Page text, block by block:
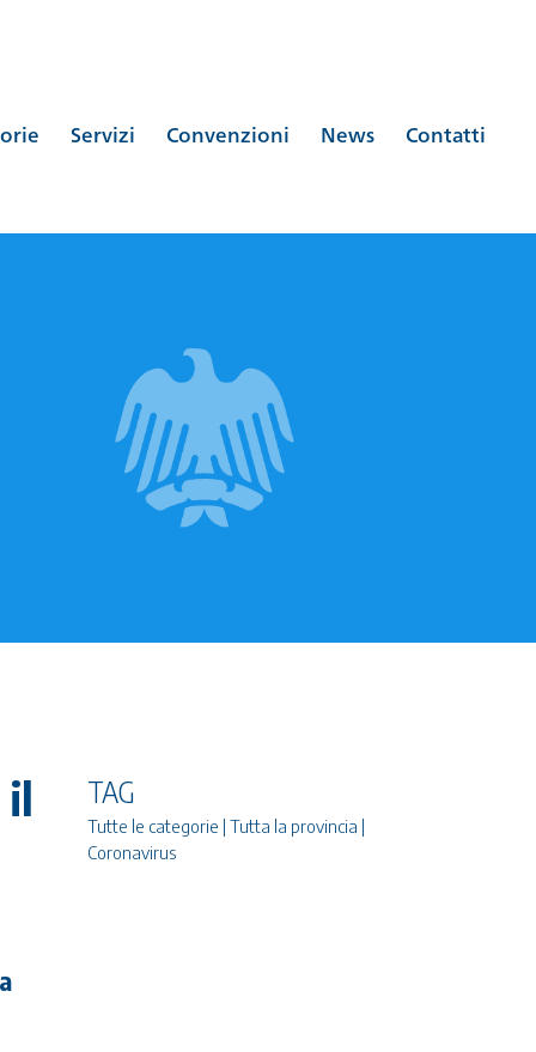
Servizi Convenzioni News Contatti
il
TAG
Tutte le categorie | Tutta la provincia |
Coronavirus